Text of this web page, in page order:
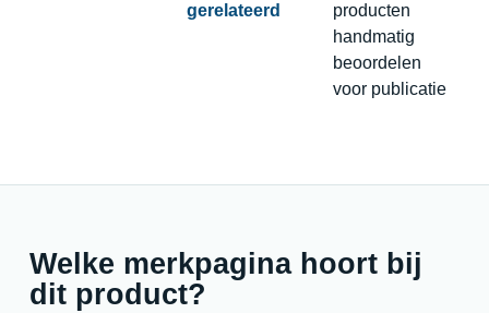
gerelateerd
producten
handmatig
beoordelen
voor publicatie
Welke merkpagina hoort bij
dit product?